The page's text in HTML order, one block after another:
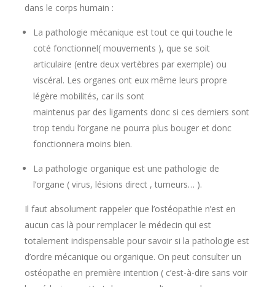
dans le corps humain :
La pathologie mécanique est tout ce qui touche le
coté fonctionnel( mouvements ), que se soit
articulaire (entre deux vertèbres par exemple) ou
viscéral. Les organes ont eux même leurs propre
légère mobilités, car ils sont
maintenus par des ligaments donc si ces derniers sont
trop tendu l’organe ne pourra plus bouger et donc
fonctionnera moins bien.
La pathologie organique est une pathologie de
l’organe ( virus, lésions direct , tumeurs… ).
Il faut absolument rappeler que l’ostéopathie n’est en
aucun cas là pour remplacer le médecin qui est
totalement indispensable pour savoir si la pathologie est
d’ordre mécanique ou organique. On peut consulter un
ostéopathe en première intention ( c’est-à-dire sans voir